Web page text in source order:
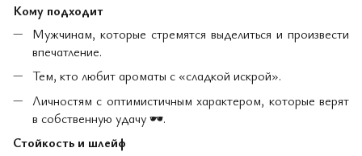
Кому подходит
Мужчинам, которые стремятся выделиться и произвести
впечатление.
Тем, кто любит ароматы с «сладкой искрой».
Личностям с оптимистичным характером, которые верят
в собственную удачу🕶️.
Стойкость и шлейф